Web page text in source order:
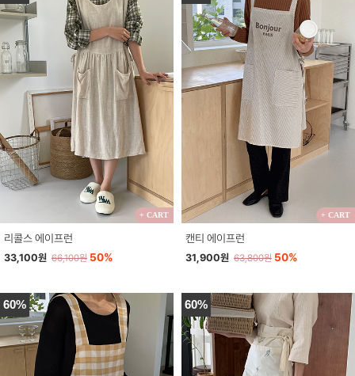
+ CART
리콜스 에이프런
33,100원 66,100원 50%
+ CART
캔티 에이프런
31,900원 63,800원 50%
60% 60%